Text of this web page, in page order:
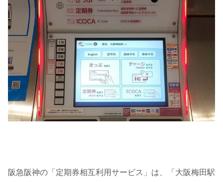
阪急阪神の「定期券相互利用サービス」は、「大阪梅田駅